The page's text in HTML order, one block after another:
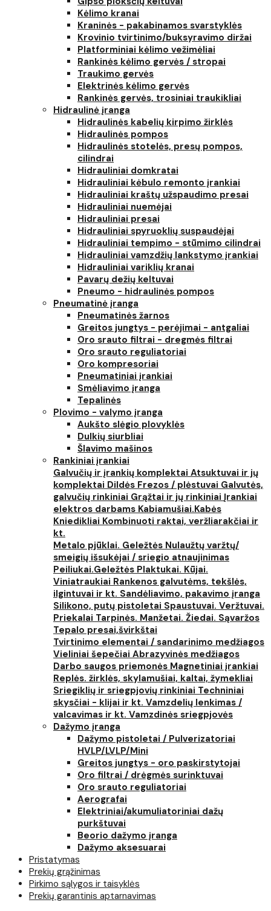
Kėlimo kranai
Kraninės - pakabinamos svarstyklės
Krovinio tvirtinimo/buksyravimo diržai
Platforminiai kėlimo vežimėliai
Rankinės kėlimo gervės / stropai
Traukimo gervės
Elektrinės kėlimo gervės
Rankinės gervės, trosiniai traukikliai
Hidraulinė įranga
Hidraulinės kabelių kirpimo žirklės
Hidraulinės pompos
Hidraulinės stotelės, presų pompos,
cilindrai
Hidrauliniai domkratai
Hidrauliniai kėbulo remonto įrankiai
Hidrauliniai kraštų užspaudimo presai
Hidrauliniai nuemėjai
Hidrauliniai presai
Hidrauliniai spyruoklių suspaudėjai
Hidrauliniai tempimo - stūmimo cilindrai
Hidrauliniai vamzdžių lankstymo įrankiai
Hidrauliniai variklių kranai
Pavarų dežių keltuvai
Pneumo - hidraulinės pompos
Pneumatinė įranga
Pneumatinės žarnos
Greitos jungtys - perėjimai - antgaliai
Oro srauto filtrai - dregmės filtrai
Oro srauto reguliatoriai
Oro kompresoriai
Pneumatiniai įrankiai
Smėliavimo įranga
Tepalinės
Plovimo - valymo įranga
Aukšto slėgio plovyklės
Dulkių siurbliai
Šlavimo mašinos
Rankiniai įrankiai
Galvučių ir įrankių komplektai Atsuktuvai ir jų
komplektai Dildės Frezos / plėstuvai Galvutės,
galvučių rinkiniai Grąžtai ir jų rinkiniai Įrankiai
elektros darbams Kabiamušiai.Kabės
Kniedikliai Kombinuoti raktai, veržliarakčiai ir
kt.
Metalo pjūklai. Geležtės Nulaužtų varžtų/
smeigių išsukėjai / sriegio atnaujinimas
Peiliukai.Geležtės Plaktukai. Kūjai.
Viniatraukiai Rankenos galvutėms, tekšlės,
ilgintuvai ir kt. Sandėliavimo, pakavimo įranga
Silikono, putų pistoletai Spaustuvai. Veržtuvai.
Priekalai Tarpinės. Manžetai. Žiedai. Sąvaržos
Tepalo presai,švirkštai
Tvirtinimo elementai / sandarinimo medžiagos
Vieliniai šepečiai Abrazyvinės medžiagos
Darbo saugos priemonės Magnetiniai įrankiai
Replės. žirklės, skylamušiai, kaltai, žymekliai
Sriegiklių ir sriegpjovių rinkiniai Techniniai
skysčiai - klijai ir kt. Vamzdelių lenkimas /
valcavimas ir kt. Vamzdinės sriegpjovės
Dažymo įranga
Dažymo pistoletai / Pulverizatoriai
HVLP/LVLP/Mini
Greitos jungtys - oro paskirstytojai
Oro filtrai / drėgmės surinktuvai
Oro srauto reguliatoriai
Aerografai
Elektriniai/akumuliatoriniai dažų
purkštuvai
Beorio dažymo įranga
Dažymo aksesuarai
Pristatymas
Prekių grąžinimas
Pirkimo sąlygos ir taisyklės
Prekių garantinis aptarnavimas